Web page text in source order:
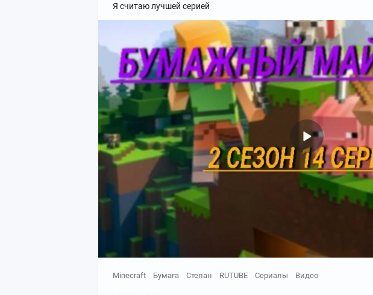
Я считаю лучшей серией
Minecraft Бумага Степан RUTUBE Сериалы Видео